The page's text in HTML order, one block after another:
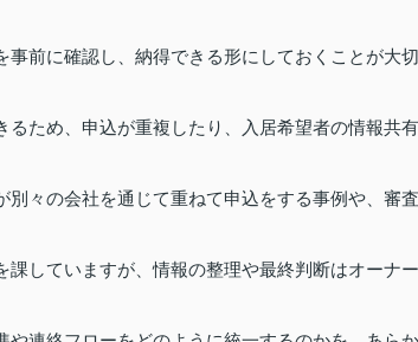
前に確認し、納得できる形にしておくことが大切
ため、申込が重複したり、入居希望者の情報共有
々の会社を通じて重ねて申込をする事例や、審査
していますが、情報の整理や最終判断はオーナー